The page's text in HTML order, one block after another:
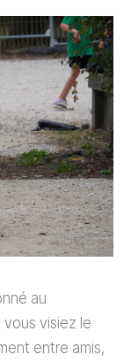
au
vous visiez le
entre amis,